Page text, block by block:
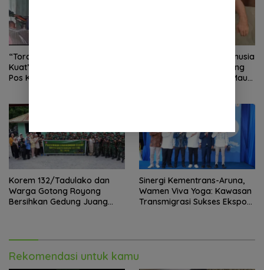
“Torang Sehat Kampung
Kuat” Satgas Yonif 645/GTY
Pos Kurima Melaksanakan
Kenalkan “Graham”: Manusia
Hasil Rekayasa Sains Yang
Kebal Dari Kecelakaan Maut
Korem 132/Tadulako dan
Warga Gotong Royong
Bersihkan Gedung Juang
Sinergi Kementrans-Aruna,
Wamen Viva Yoga: Kawasan
Transmigrasi Sukses Ekspor
Rekomendasi untuk kamu